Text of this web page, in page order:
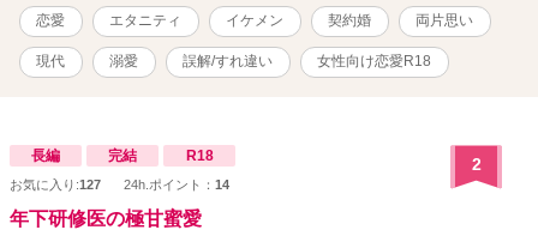
ないセリフで──。 ※※※ えっちしてから（ようやく）恋に気がつ
いたアサヒと、絶賛片想い（だと思い込んでる）を続ける桔平の、
ひたすら平行線ないちゃらぶ契約婚のお話です。 「鮫川兄弟シリー
ズ」四男のお話です。
恋愛 エタニティ イケメン 契約婚 両片思い
現代 溺愛 誤解/すれ違い 女性向け恋愛R18
長編 完結 R18
お気に入り:127 24h.ポイント： 14
2
年下研修医の極甘蜜愛